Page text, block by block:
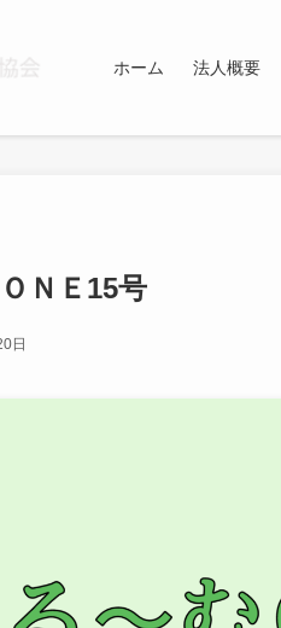
ホーム 法人概要
ＮＥ15号
日